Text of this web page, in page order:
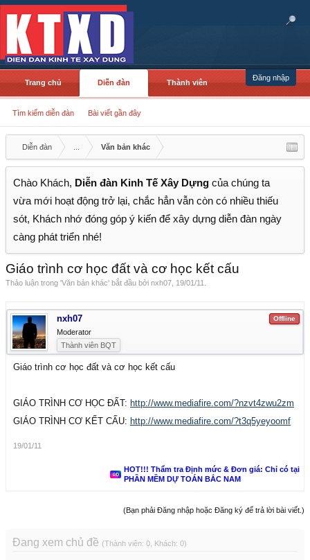
Đăng nhập
Trang chủ Diễn đàn
Tìm kiếm diễn đàn Bài viết gần đây
Thành viên
Diễn đàn Văn bản khác
Chào Khách, Diễn đàn Kinh Tế Xây Dựng của chúng ta
vừa mới hoạt động trở lại, chắc hẳn vẫn còn có nhiều thiếu
sót, Khách nhớ đóng góp ý kiến để xây dựng diễn đàn ngày
càng phát triển nhé!
Giáo trình cơ học đất và cơ học kết cấu
Thảo luận trong 'Văn bản khác' bắt đầu bởi nxh07 19/01/11
Offline
nxh07
Moderator
Thành viên BQT
Giáo trình cơ học đất và cơ học kết cấu
GIÁO TRÌNH CƠ HỌC ĐẤT: http://www.mediafire.com/?nzvt4zwu2zm
GIÁO TRÌNH CƠ KẾT CẤU: http://www.mediafire.com/?t3q5yeyoomf
19/01/11
HOT!!! Thẩm tra Định mức & Đơn giá: Chỉ có tại
PHẦN MỀM DỰ TOÁN BẮC NAM
(Bạn phải Đăng nhập hoặc Đăng ký để trả lời bài viết.)
Đang xem chủ đề (Thành viên: 0, Khách: 0)